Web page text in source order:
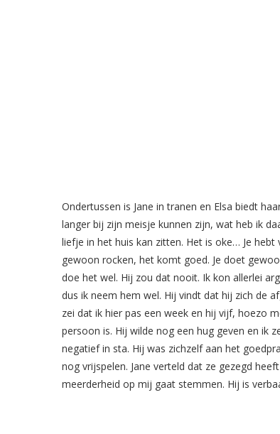
Ondertussen is Jane in tranen en Elsa biedt
langer bij zijn meisje kunnen zijn, wat heb ik
liefje in het huis kan zitten. Het is oke… Je hebt
gewoon rocken, het komt goed. Je doet
doe het wel. Hij zou dat nooit. Ik kon allerlei
dus ik neem hem wel. Hij vindt dat hij zich de
zei dat ik hier pas een week en hij vijf, hoezo
persoon is. Hij wilde nog een hug geven en ik
negatief in sta. Hij was zichzelf aan het
nog vrijspelen. Jane verteld dat ze gezegd
meerderheid op mij gaat stemmen. Hij is